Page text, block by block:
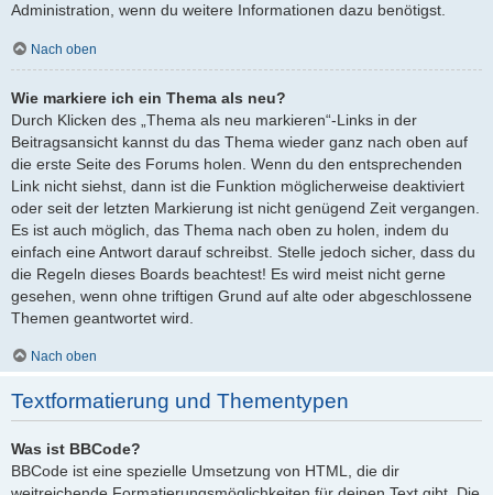
Administration, wenn du weitere Informationen dazu benötigst.
Nach oben
Wie markiere ich ein Thema als neu?
Durch Klicken des „Thema als neu markieren“-Links in der
Beitragsansicht kannst du das Thema wieder ganz nach oben auf
die erste Seite des Forums holen. Wenn du den entsprechenden
Link nicht siehst, dann ist die Funktion möglicherweise deaktiviert
oder seit der letzten Markierung ist nicht genügend Zeit vergangen.
Es ist auch möglich, das Thema nach oben zu holen, indem du
einfach eine Antwort darauf schreibst. Stelle jedoch sicher, dass du
die Regeln dieses Boards beachtest! Es wird meist nicht gerne
gesehen, wenn ohne triftigen Grund auf alte oder abgeschlossene
Themen geantwortet wird.
Nach oben
Textformatierung und Thementypen
Was ist BBCode?
BBCode ist eine spezielle Umsetzung von HTML, die dir